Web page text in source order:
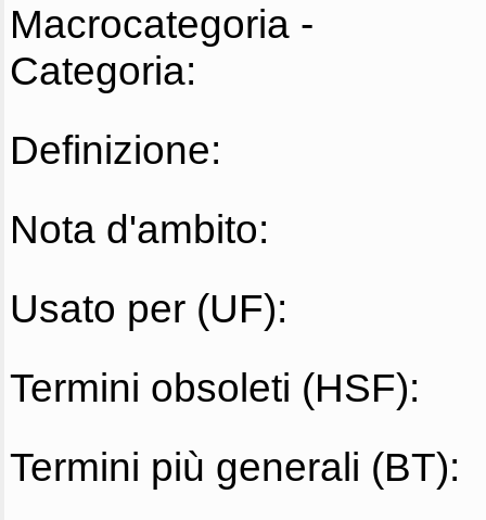
Macrocategoria -
Categoria:
Definizione:
Nota d'ambito:
Usato per (UF):
Termini obsoleti (HSF):
Termini più generali (BT):